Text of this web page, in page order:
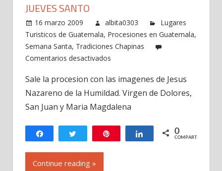
JUEVES SANTO
16 marzo 2009 albita0303
Lugares
Turisticos de Guatemala, Procesiones en Guatemala,
Semana Santa, Tradiciones Chapinas
Comentarios desactivados
Santo
Sale la procesion con las imagenes de Jesus
Nazareno de la Humildad. Virgen de Dolores,
San Juan y Maria Magdalena
Compartir Twittear Compartir
0
COMPARTIR
Continue reading »